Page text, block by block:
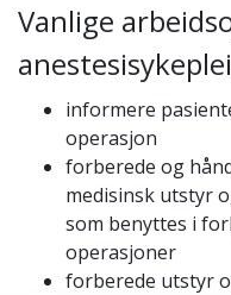
Vanlige
informere
operasjon
forberede og
medisinsk utstyr
som benyttes i
operasjoner
forberede utstyr